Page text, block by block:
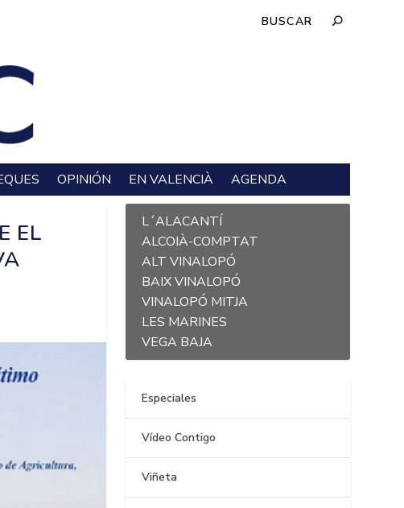
OPINIÓN EN VALENCIÀ AGENDA
EL
L´ALACANTÍ
ALCOIÀ-COMPTAT
ALT VINALOPÓ
BAIX VINALOPÓ
VINALOPÓ MITJA
LES MARINES
VEGA BAJA
Especiales
Vídeo Contigo
Viñeta